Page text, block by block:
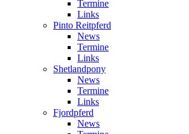
Termine
Links
Pinto Reitpferd
News
Termine
Links
Shetlandpony
News
Termine
Links
Fjordpferd
News